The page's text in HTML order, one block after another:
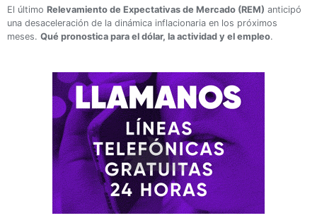
El último Relevamiento de Expectativas de Mercado (REM) anticipó
una desaceleración de la dinámica inflacionaria en los próximos
meses. Qué pronostica para el dólar, la actividad y el empleo.